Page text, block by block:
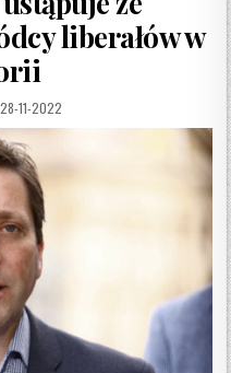
liberałów w
PUBLISHED DATE:
28-11-2022